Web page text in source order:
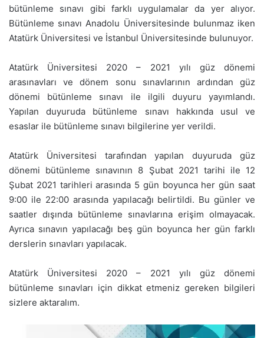
bütünleme sınavı gibi farklı uygulamalar da yer alıyor.
Bütünleme sınavı Anadolu Üniversitesinde bulunmaz iken
Atatürk Üniversitesi ve İstanbul Üniversitesinde bulunuyor.
Atatürk Üniversitesi 2020 – 2021 yılı güz dönemi
arasınavları ve dönem sonu sınavlarının ardından güz
dönemi bütünleme sınavı ile ilgili duyuru yayımlandı.
Yapılan duyuruda bütünleme sınavı hakkında usul ve
esaslar ile bütünleme sınavı bilgilerine yer verildi.
Atatürk Üniversitesi tarafından yapılan duyuruda güz
dönemi bütünleme sınavının 8 Şubat 2021 tarihi ile 12
Şubat 2021 tarihleri arasında 5 gün boyunca her gün saat
9:00 ile 22:00 arasında yapılacağı belirtildi. Bu günler ve
saatler dışında bütünleme sınavlarına erişim olmayacak.
Ayrıca sınavın yapılacağı beş gün boyunca her gün farklı
derslerin sınavları yapılacak.
Atatürk Üniversitesi 2020 – 2021 yılı güz dönemi
bütünleme sınavları için dikkat etmeniz gereken bilgileri
sizlere aktaralım.